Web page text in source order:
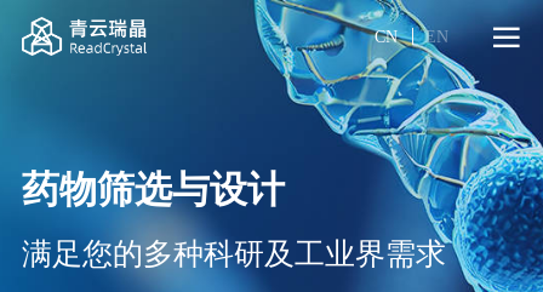
CN EN
药物筛选与设计
满足您的多种科研及工业界需求